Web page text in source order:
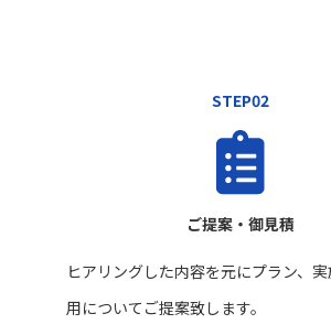
STEP02
ご提案・御見積
ヒアリングした内容を元にプラン、
用についてご提案致します。